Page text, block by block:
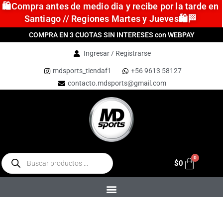
🛍️Compra antes de medio dia y recibe por la tarde en
Santiago // Regiones Martes y Jueves🛍️🏁
COMPRA EN 3 CUOTAS SIN INTERESES con WEBPAY
Ingresar / Registrarse
mdsports_tiendaf1
+56 9613 58127
contacto.mdsports@gmail.com
$0